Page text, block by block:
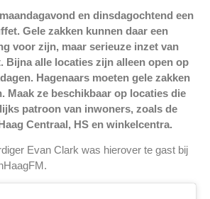
en dinsdagochtend een
Gele zakken kunnen daar een
voor zijn, maar serieuze inzet van
Bijna alle locaties zijn alleen open op
Hagenaars moeten gele zakken
Maak ze beschikbaar op locaties die
patroon van inwoners, zoals de
Centraal, HS en winkelcentra.
Evan Clark was hierover te gast bij